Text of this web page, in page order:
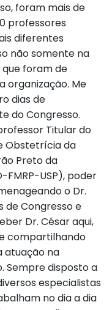
foram mais de
professores
diferentes
não somente na
foram de
organização. Me
dias de
do Congresso.
Titular do
Obstetrícia da
Preto da
FMRP-USP), poder
o Dr.
de Congresso e
Dr. César aqui,
compartilhando
atuação na
Sempre disposto a
especialistas
no dia a dia